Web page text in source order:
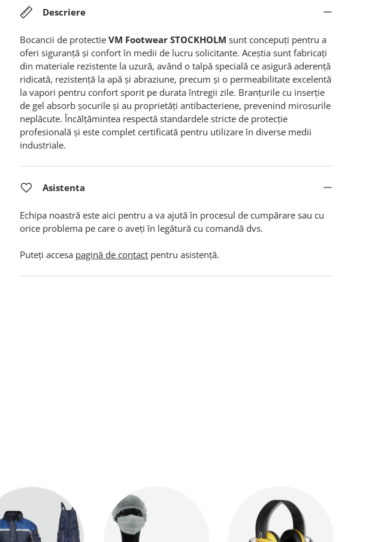
Descriere
Bocancii de protectieVM Footwear STOCKHOLMsunt concepuți pentru a
oferi siguranță și confort în medii de lucru solicitante. Aceștia sunt fabricați
din materiale rezistente la uzură, având o talpă specială ce asigură aderență
ridicată, rezistență la apă și abraziune, precum și o permeabilitate excelentă
la vapori pentru confort sporit pe durata întregii zile. Branțurile cu inserție
de gel absorb șocurile și au proprietăți antibacteriene, prevenind mirosurile
neplăcute. Încălțămintea respectă standardele stricte de protecție
profesională și este complet certificată pentru utilizare în diverse medii
industriale.
Asistenta
Echipa noastră este aici pentru a va ajută în procesul de cumpărare sau cu
orice problema pe care o aveți în legătură cu comandă dvs.
Puteți accesa pagină de contact pentru asistență.